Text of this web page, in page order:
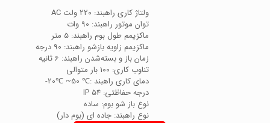
ولتاژ کاری راهبند: 220 ولت AC
توان موتور راهبند: 90 وات
ماکزیمم طول بوم راهبند: 5 متر
ماکزیمم زاویه بازشو راهبند: 90 درجه
زمان باز و بسته‌شدن راهبند: 6 ثانیه
تناوب کاری: 100 بار متوالی
دمای کاری راهبند :℃ 50~ ℃20-
درجه حفاظتی: IP 54
نوع باز شو بوم: ساده
نوع راهبند: جاده ای (بوم دار)